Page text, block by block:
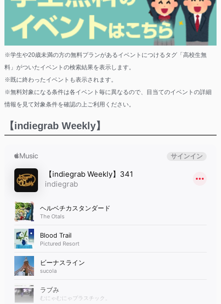
※学生や20歳未満の方の無料プランがあるイベントにつけるタグ「高校生無
料」がついたイベントの検索結果を表示します。
※既に終わったイベントも表示されます。
※無料対象になる条件は各イベント毎に異なるので、目当てのイベントの詳細
情報を見て対象条件を確認の上ご利用ください。
【indiegrab Weekly】